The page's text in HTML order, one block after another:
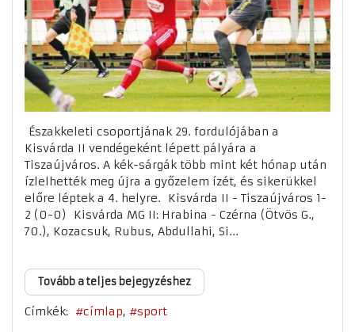
Északkeleti csoportjának 29. fordulójában a
Kisvárda II vendégeként lépett pályára a
Tiszaújváros. A kék-sárgák több mint két hónap után
ízlelhették meg újra a győzelem ízét, és sikerükkel
előre léptek a 4. helyre. Kisvárda II - Tiszaújváros 1-
2 (0-0) Kisvárda MG II: Hrabina - Czérna (Ötvös G.,
70.), Kozacsuk, Rubus, Abdullahi, Si...
Tovább a teljes bejegyzéshez
Címkék: címlap sport